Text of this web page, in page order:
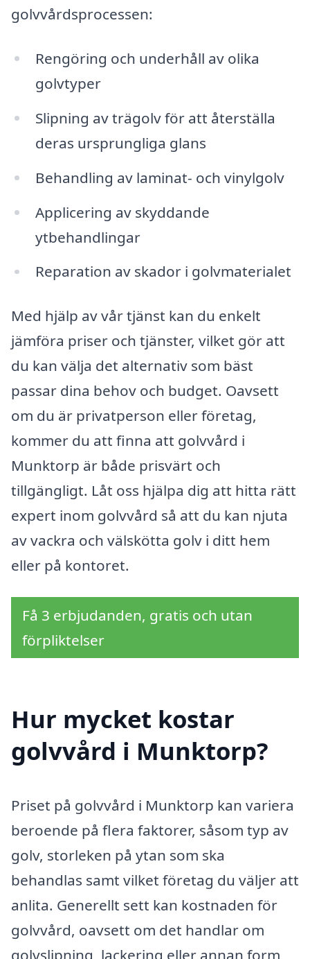
golvvårdsprocessen:
Rengöring och underhåll av olika
golvtyper
Slipning av trägolv för att återställa
deras ursprungliga glans
Behandling av laminat- och vinylgolv
Applicering av skyddande
ytbehandlingar
Reparation av skador i golvmaterialet
Med hjälp av vår tjänst kan du enkelt
jämföra priser och tjänster, vilket gör att
du kan välja det alternativ som bäst
passar dina behov och budget. Oavsett
om du är privatperson eller företag,
kommer du att finna att golvvård i
Munktorp är både prisvärt och
tillgängligt. Låt oss hjälpa dig att hitta rätt
expert inom golvvård så att du kan njuta
av vackra och välskötta golv i ditt hem
eller på kontoret.
Få 3 erbjudanden, gratis och utan
förpliktelser
Hur mycket kostar
golvvård i Munktorp?
Priset på golvvård i Munktorp kan variera
beroende på flera faktorer, såsom typ av
golv, storleken på ytan som ska
behandlas samt vilket företag du väljer att
anlita. Generellt sett kan kostnaden för
golvvård, oavsett om det handlar om
golvslipning, lackering eller annan form